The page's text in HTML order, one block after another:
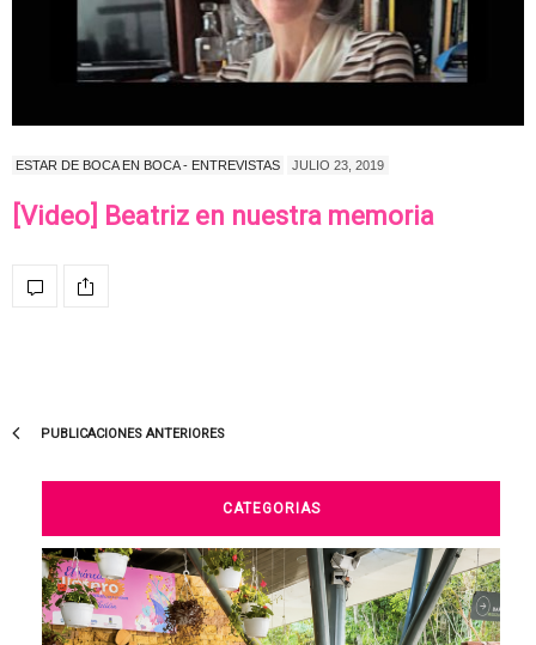
ESTAR DE BOCA EN BOCA - ENTREVISTAS JULIO 23, 2019
[Video] Beatriz en nuestra memoria
PUBLICACIONES ANTERIORES
CATEGORIAS